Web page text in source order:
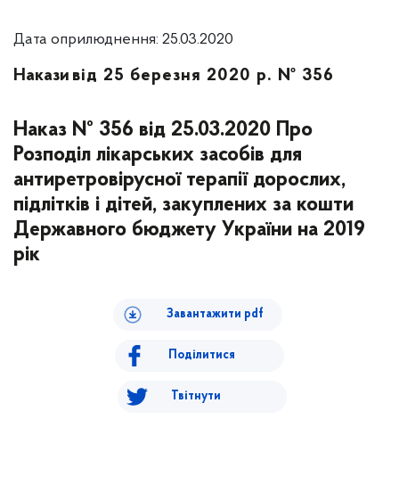
Дата оприлюднення: 25.03.2020
Накази від 25 березня 2020 р. № 356
Наказ № 356 від 25.03.2020 Про
Розподіл лікарських засобів для
антиретровірусної терапії дорослих,
підлітків і дітей, закуплених за кошти
Державного бюджету України на 2019
рік
Завантажити pdf
Поділитися
Твітнути